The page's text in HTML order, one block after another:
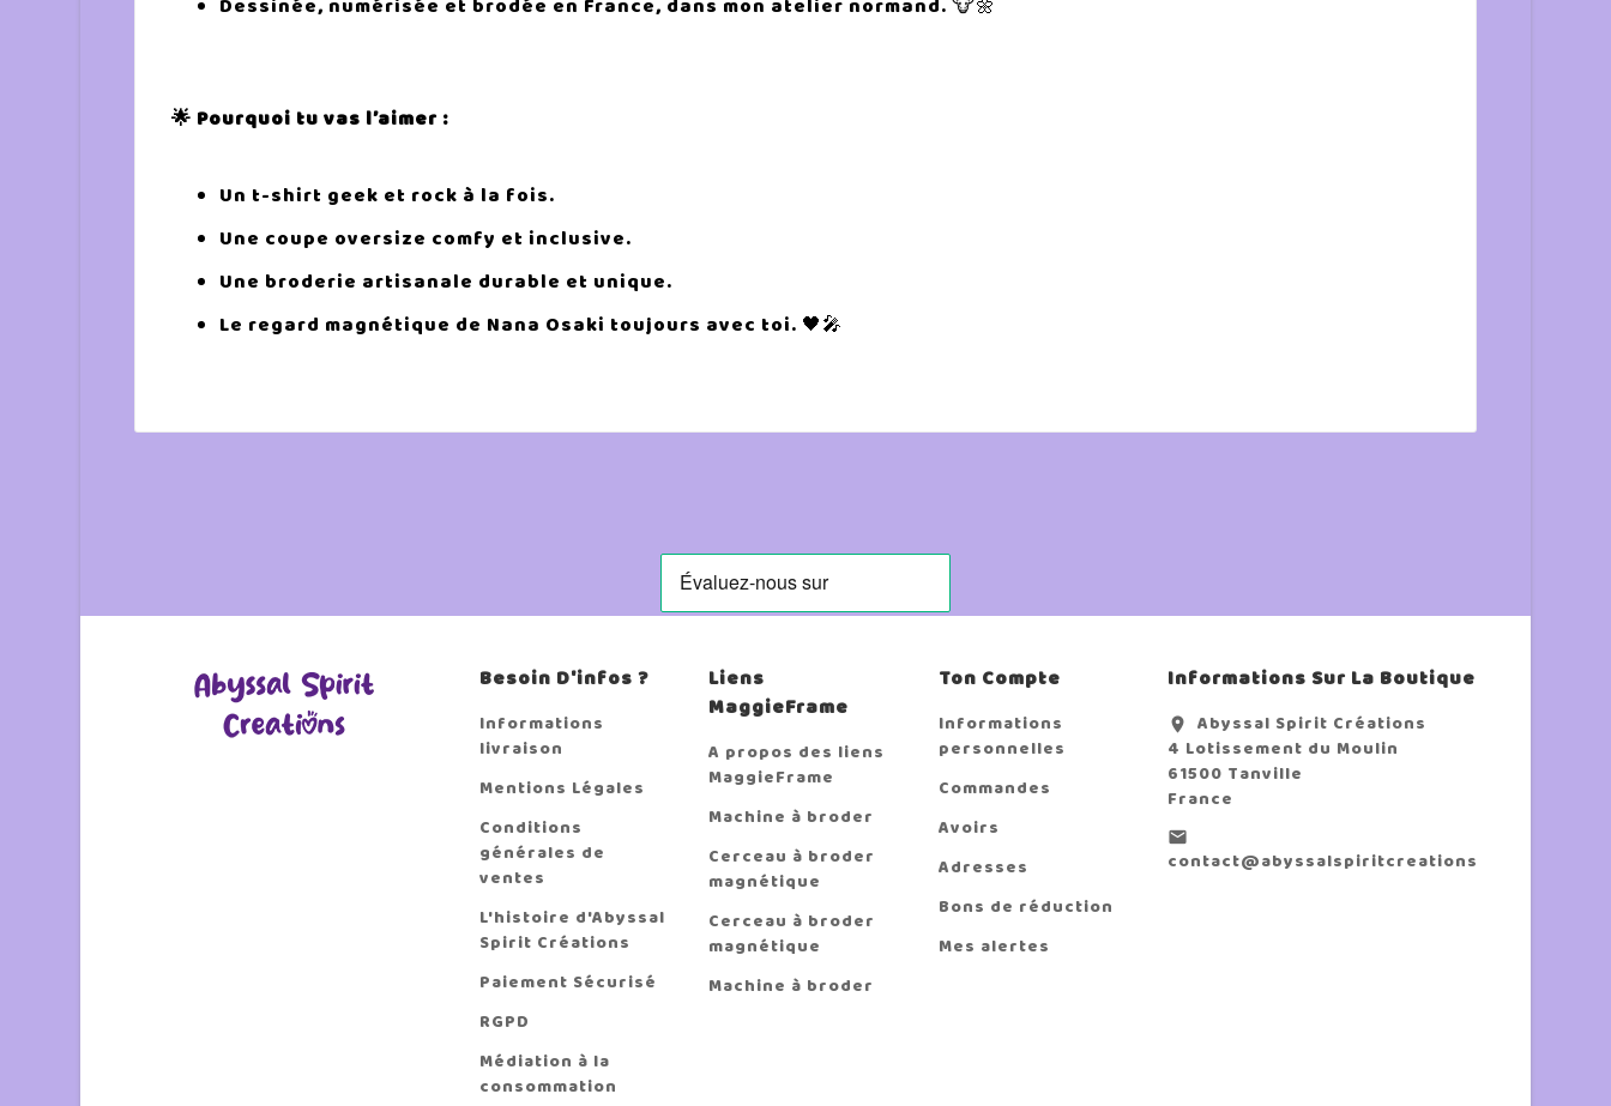
🌟 Pourquoi tu vas l’aimer :
Un t-shirt geek et rock à la fois.
Une coupe oversize comfy et inclusive.
Une broderie artisanale durable et unique.
Le regard magnétique de Nana Osaki toujours avec toi. 🖤🎤
Besoin D'infos ?
Informations
livraison
Mentions Légales
Conditions
générales de
ventes
L'histoire d'Abyssal
Spirit Créations
Paiement Sécurisé
RGPD
Médiation à la
consommation
Liens
MaggieFrame
A propos des liens
MaggieFrame
Machine à broder
Cerceau à broder
magnétique
Cerceau à broder
magnétique
Machine à broder
Ton Compte
Informations
personnelles
Commandes
Avoirs
Adresses
Bons de réduction
Mes alertes
Informations Sur La Boutique
location_on
Abyssal Spirit Créations
4 Lotissement du Moulin
61500 Tanville
France
email
contact@abyssalspiritcreations.com